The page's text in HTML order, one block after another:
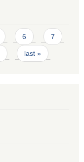
6 7
last »